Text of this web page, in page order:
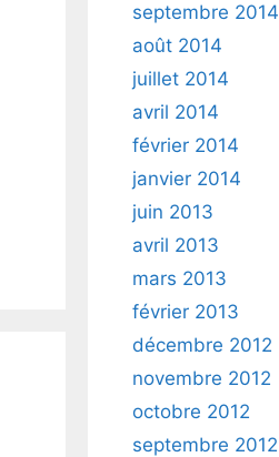
septembre 2014
août 2014
juillet 2014
avril 2014
février 2014
janvier 2014
juin 2013
avril 2013
mars 2013
février 2013
décembre 2012
novembre 2012
octobre 2012
septembre 2012